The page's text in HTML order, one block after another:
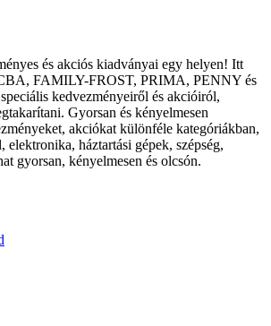
és akciós kiadványai egy helyen! Itt
FAMILY-FROST, PRIMA, PENNY és
kedvezményeiről és akcióiról,
Gyorsan és kényelmesen
akciókat különféle kategóriákban,
elektronika, háztartási gépek, szépség,
gyorsan, kényelmesen és olcsón.